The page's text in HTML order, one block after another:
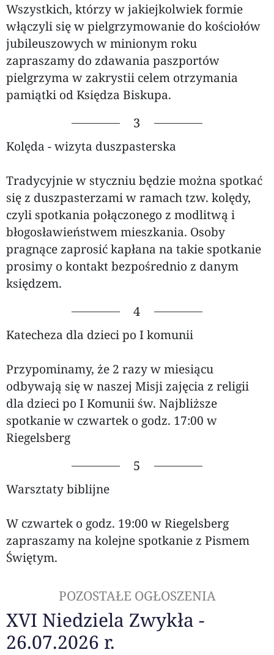
Wszystkich, którzy w jakiejkolwiek formie
włączyli się w pielgrzymowanie do kościołów
jubileuszowych w minionym roku
zapraszamy do zdawania paszportów
pielgrzyma w zakrystii celem otrzymania
pamiątki od Księdza Biskupa.
3
Kolęda - wizyta duszpasterska
Tradycyjnie w styczniu będzie można spotkać
się z duszpasterzami w ramach tzw. kolędy,
czyli spotkania połączonego z modlitwą i
błogosławieństwem mieszkania. Osoby
pragnące zaprosić kapłana na takie spotkanie
prosimy o kontakt bezpośrednio z danym
księdzem.
4
Katecheza dla dzieci po I komunii
Przypominamy, że 2 razy w miesiącu
odbywają się w naszej Misji zajęcia z religii
dla dzieci po I Komunii św. Najbliższe
spotkanie w czwartek o godz. 17:00 w
Riegelsberg
5
Warsztaty biblijne
W czwartek o godz. 19:00 w Riegelsberg
zapraszamy na kolejne spotkanie z Pismem
Świętym.
POZOSTAŁE OGŁOSZENIA
XVI Niedziela Zwykła -
26.07.2026 r.